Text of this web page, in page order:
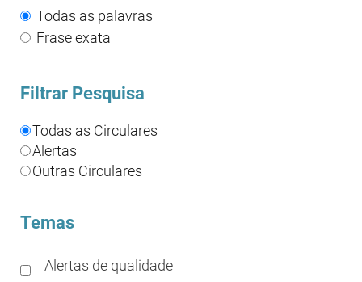
Todas as palavras
Frase exata
Filtrar Pesquisa
Todas as Circulares
Alertas
Outras Circulares
Temas
Alertas de qualidade